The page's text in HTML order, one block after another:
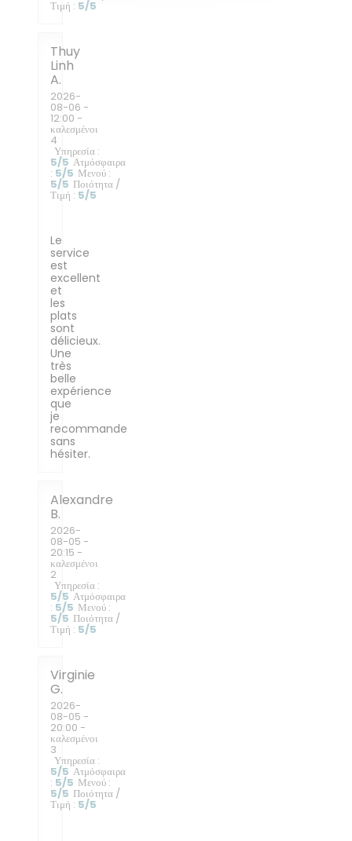
Τιμή : 5/5
Thuy
Linh
A
2026-
08-06 -
12:00 -
καλεσμένοι
4
Υπηρεσία :
5/5 Ατμόσφαιρα
: 5/5 Μενού :
5/5 Ποιότητα /
Τιμή : 5/5
Le
service
est
excellent
et
les
plats
sont
délicieux.
Une
très
belle
expérience
que
je
recommande
sans
hésiter.
Alexandre
B
2026-
08-05 -
20:15 -
καλεσμένοι
2
Υπηρεσία :
5/5 Ατμόσφαιρα
: 5/5 Μενού :
5/5 Ποιότητα /
Τιμή : 5/5
Virginie
G
2026-
08-05 -
20:00 -
καλεσμένοι
3
Υπηρεσία :
5/5 Ατμόσφαιρα
: 5/5 Μενού :
5/5 Ποιότητα /
Τιμή : 5/5